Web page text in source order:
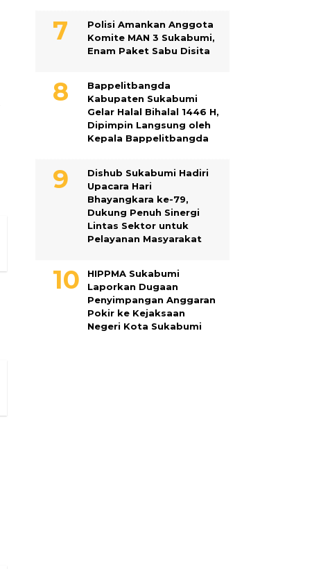
Polisi Amankan Anggota
Komite MAN 3 Sukabumi,
Enam Paket Sabu Disita
Bappelitbangda
Kabupaten Sukabumi
Gelar Halal Bihalal 1446 H,
Dipimpin Langsung oleh
Kepala Bappelitbangda
Dishub Sukabumi Hadiri
Upacara Hari
Bhayangkara ke-79,
Dukung Penuh Sinergi
Lintas Sektor untuk
Pelayanan Masyarakat
HIPPMA Sukabumi
Laporkan Dugaan
Penyimpangan Anggaran
Pokir ke Kejaksaan
Negeri Kota Sukabumi